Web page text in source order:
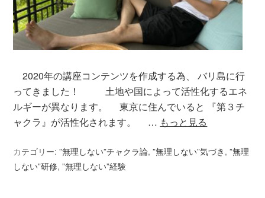
2020年の講座コンテンツを作成する為、 バリ島に行
ってきました！ 土地や国によって活性化するエネ
ルギーが異なります。 東京に住んでいると 『第３チ
ャクラ』が活性化されます。 … もっと見る
カテゴリー:”無理しない”チャクラ論,”無理しない”気づき ,”無理
しない”研修,”無理しない”経験